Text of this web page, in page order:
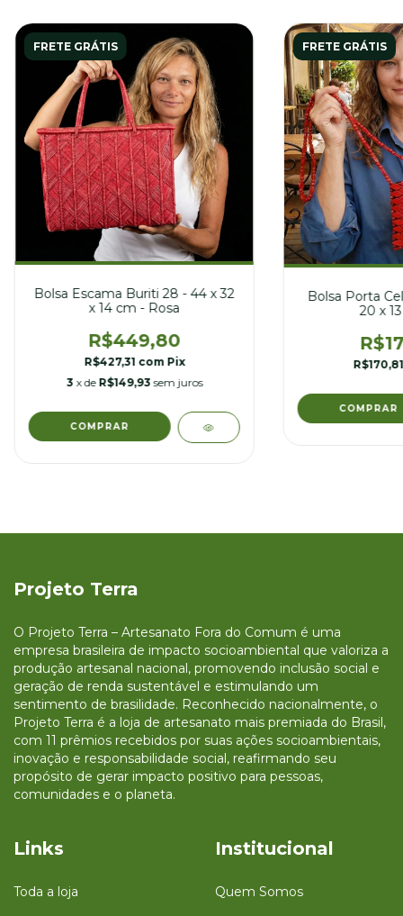
FRETE GRÁTIS
Bolsa Escama Buriti 28 - 44 x 32
x 14 cm - Rosa
R$449,80
R$427,31 com Pix
3 x de R$149,93 sem juros
FRETE GRÁTIS
Bolsa Porta
20 x
Projeto Terra
O Projeto Terra – Artesanato Fora do Comum é uma
empresa brasileira de impacto socioambiental que valoriza a
produção artesanal nacional, promovendo inclusão social e
geração de renda sustentável e estimulando um
sentimento de brasilidade. Reconhecido nacionalmente, o
Projeto Terra é a loja de artesanato mais premiada do Brasil,
com 11 prêmios recebidos por suas ações socioambientais,
inovação e responsabilidade social, reafirmando seu
propósito de gerar impacto positivo para pessoas,
comunidades e o planeta.
Links
Toda a loja
Institucional
Quem Somos